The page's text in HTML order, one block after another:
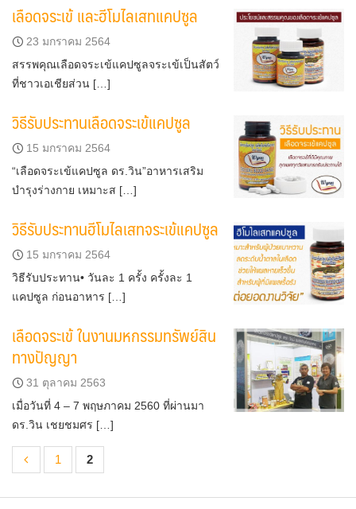
เลือดจระเข้ และฮีโมไลเสทแคปซูล
23 มกราคม 2564
สรรพคุณเลือดจระเข้แคปซูลจระเข้เป็นสัตว์
ที่ชาวเอเชียส่วน […]
วิธีรับประทานเลือดจระเข้แคปซูล
15 มกราคม 2564
“เลือดจระเข้แคปซูล ดร.วิน”อาหารเสริม
บำรุงร่างกาย เหมาะส […]
วิธีรับประทานฮีโมไลเสทจระเข้แคปซูล
15 มกราคม 2564
วิธีรับประทาน• วันละ 1 ครั้ง ครั้งละ 1
แคปซูล ก่อนอาหาร […]
เลือดจระเข้ ในงานมหกรรมทรัพย์สิน
ทางปัญญา
31 ตุลาคม 2563
เมื่อวันที่ 4 – 7 พฤษภาคม 2560 ที่ผ่านมา
ดร.วิน เชยชมศร […]
1 2